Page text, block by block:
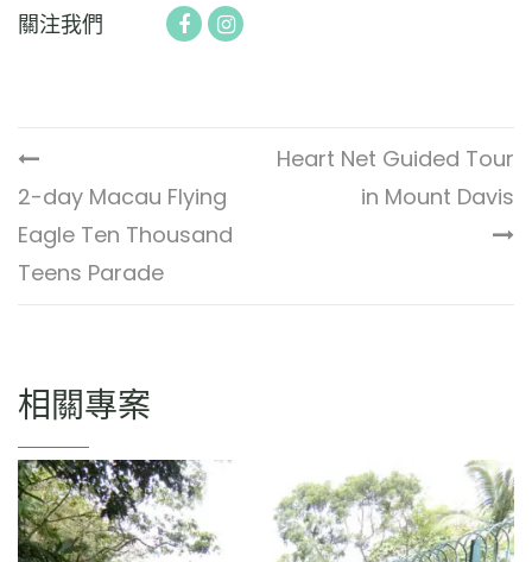
關注我們
2-day Macau Flying
Eagle Ten Thousand
Teens Parade
Heart Net Guided Tour
in Mount Davis
相關專案